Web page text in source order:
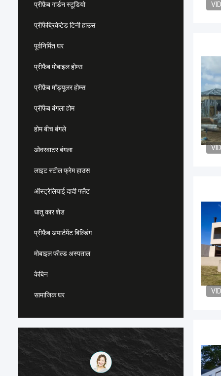
प्रीफ़ैब गार्डन स्टूडियो
प्रीफैब्रिकेटेड टिनी हाउस
पूर्वनिर्मित घर
प्रीफैब मोबाइल होम्स
प्रीफ़ैब मॉड्यूलर होम्स
प्रीफैब बंगला होम
होम बीच बंगले
ओवरवाटर बंगला
लाइट स्टील फ्रेम हाउस
ऑस्ट्रेलियाई दादी फ्लैट
धातु कार शेड
प्रीफ़ैब अपार्टमेंट बिल्डिंग
मोबाइल फील्ड अस्पताल
केबिन
सामाजिक घर